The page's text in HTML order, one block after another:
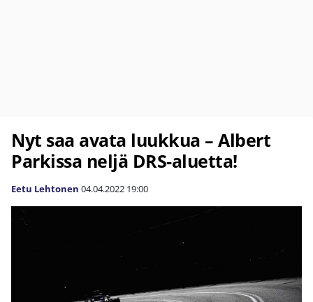
Nyt saa avata luukkua – Albert
Parkissa neljä DRS-aluetta!
Eetu Lehtonen 04.04.2022 19:00